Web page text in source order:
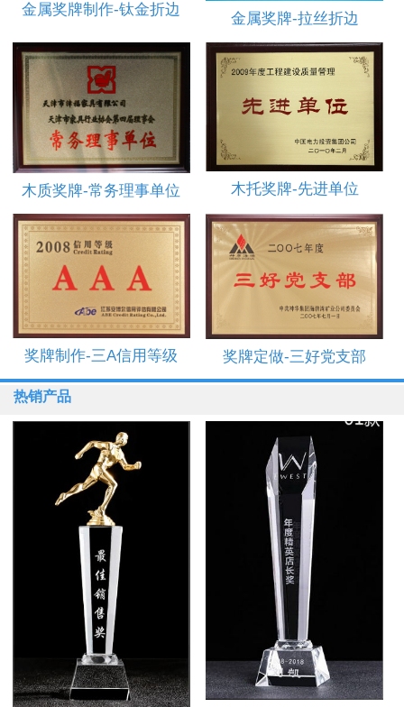
金属奖牌制作-钛金折边
金属奖牌-拉丝折边
木质奖牌-常务理事单位 木托奖牌-先进单位
奖牌制作-三A信用等级 奖牌定做-三好党支部
热销产品